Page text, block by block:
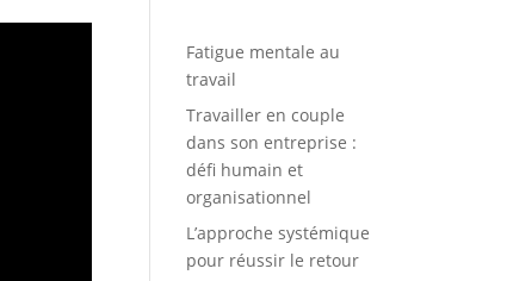
Fatigue mentale au
travail
Travailler en couple
dans son entreprise :
défi humain et
organisationnel
L’approche systémique
pour réussir le retour